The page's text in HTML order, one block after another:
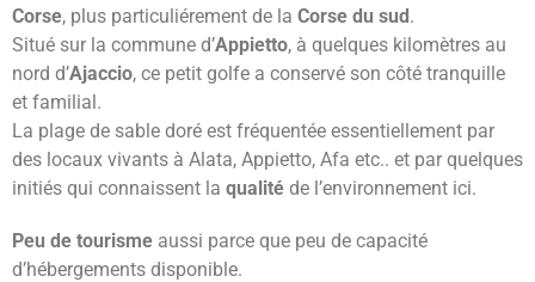
Corse, plus particuliérement de la Corse du sud.
Situé sur la commune d’Appietto, à quelques kilomètres au
nord d’Ajaccio, ce petit golfe a conservé son côté tranquille
et familial.
La plage de sable doré est fréquentée essentiellement par
des locaux vivants à Alata, Appietto, Afa etc.. et par quelques
initiés qui connaissent la qualité de l’environnement ici.
Peu de tourisme aussi parce que peu de capacité
d’hébergements disponible.